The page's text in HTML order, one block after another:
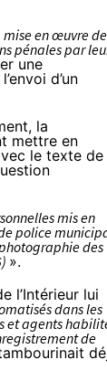
en œuvre de
pénales par
une
d’un
la
mettre en
le texte de
mis en
police
des
».
l’Intérieur lui
dans les
et agents
de